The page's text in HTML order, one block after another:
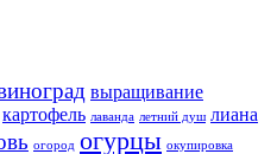
выращивание
картофель лаванда летний душ лиана
огород огурцы окупировка